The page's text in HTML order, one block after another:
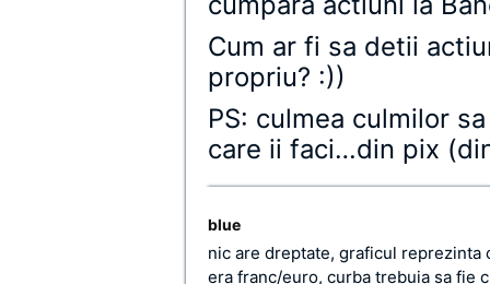
Cum ar fi sa detii
propriu? :))
PS: culmea culmilor
care ii faci…din pix
blue
nic are dreptate, graficul
era franc/euro, curba trebuia sa fie